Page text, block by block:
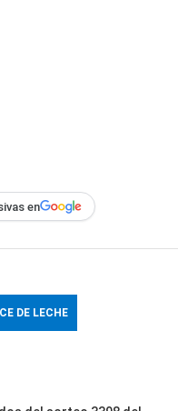
en
DE LECHE